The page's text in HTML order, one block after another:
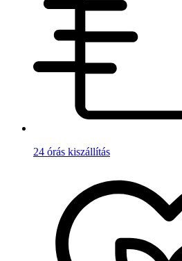
24 órás kiszállítás